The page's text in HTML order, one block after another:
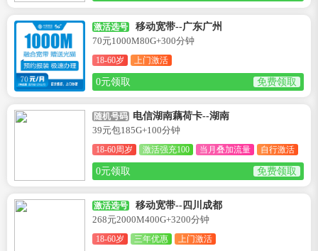
激活选号
移动宽带--广东广州
70元1000M80G+300分钟
18-60岁 上门激活
0元领取 免费领取
随机号码 电信湖南藕荷卡--湖南
39元包185G+100分钟
18-60周岁 激活强充100 当月叠加流量 自行激活
0元领取 免费领取
激活选号
移动宽带--四川成都
268元2000M400G+3200分钟
18-60岁 三年优惠 上门激活